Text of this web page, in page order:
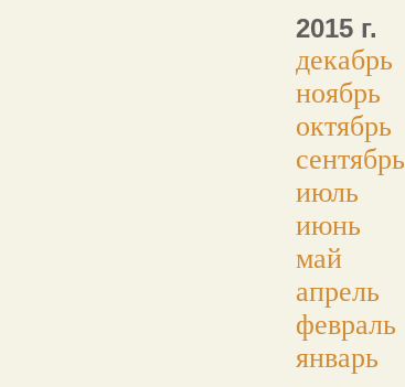
2015 г.
декабрь
ноябрь
октябрь
сентябрь
июль
июнь
май
апрель
февраль
январь